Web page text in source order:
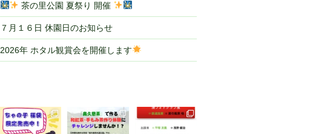
茶の里公園 夏祭り 開催
７月１６日 休園日のお知らせ
2026年 ホタル観賞会を開催します